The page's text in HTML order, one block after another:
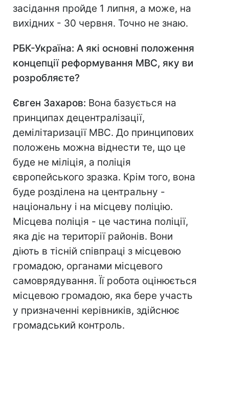
засідання пройде 1 липня, а може, на
вихідних - 30 червня. Точно не знаю.
РБК-Україна: А які основні положення
концепції реформування МВС, яку ви
розробляєте?
Євген Захаров: Вона базується на
принципах децентралізації,
демілітаризації МВС. До принципових
положень можна віднести те, що це
буде не міліція, а поліція
європейського зразка. Крім того, вона
буде розділена на центральну -
національну і на місцеву поліцію.
Місцева поліція - це частина поліції,
яка діє на території районів. Вони
діють в тісній співпраці з місцевою
громадою, органами місцевого
самоврядування. Її робота оцінюється
місцевою громадою, яка бере участь
у призначенні керівників, здійснює
громадський контроль.